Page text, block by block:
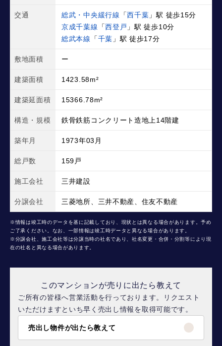
交通 総武・中央緩行線 「西千葉 」駅 徒歩15分
京成千葉線 「西登戸 」駅 徒歩10分
総武本線
「千葉 」駅 徒歩17分
敷地面積 ー
建築面積 1423.58m²
建築延面積 15366.78m²
構造・規模 鉄骨鉄筋コンクリート造地上14階建
築年月 1973年03月
総戸数 159戸
施工会社 三井建設
分譲会社 三菱地所、三井不動産、住友不動産
※情報は竣工時のデータを基に記載しており、現状とは異なる場合があります。予め
ご了承ください。なお、一部情報は竣工時データと異なる場合があります。
※分譲会社、施工会社等は分譲当時の社名であり、社名変更・合併・分割等により現
在の社名と異なる場合があります。
このマンションが売りに出たら教えて
ご所有の皆様へ営業活動を行っております。リクエスト
いただけますといち早く売出し情報を取得可能です。
売出し物件が出たら教えて